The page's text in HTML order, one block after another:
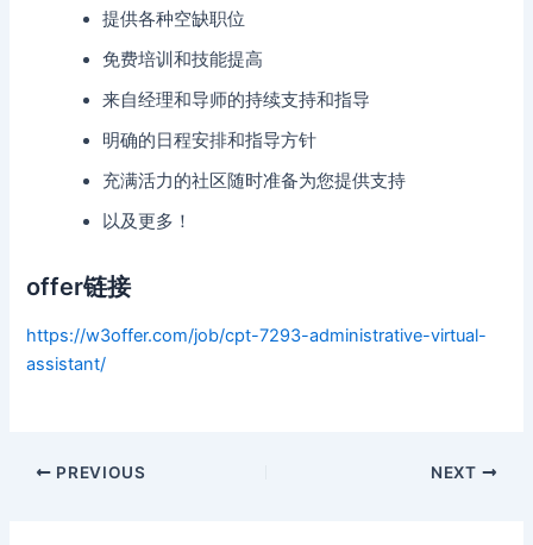
提供各种空缺职位
免费培训和技能提高
来自经理和导师的持续支持和指导
明确的日程安排和指导方针
充满活力的社区随时准备为您提供支持
以及更多！
offer链接
https://w3offer.com/job/cpt-7293-administrative-virtual-
assistant/
Post
PREVIOUS NEXT